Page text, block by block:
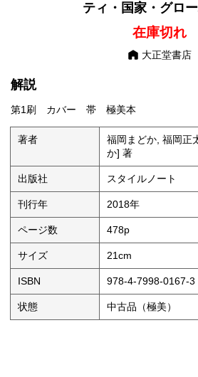
ティ・国家・グロ
在庫切れ
大正堂書店
解説
第1刷 カバー 帯 極美本
著者
福岡まどか, 福岡正
か] 著
出版社 スタイルノート
刊行年 2018年
ページ数 478p
サイズ 21cm
ISBN 978-4-7998-0167-3
状態 中古品（極美）